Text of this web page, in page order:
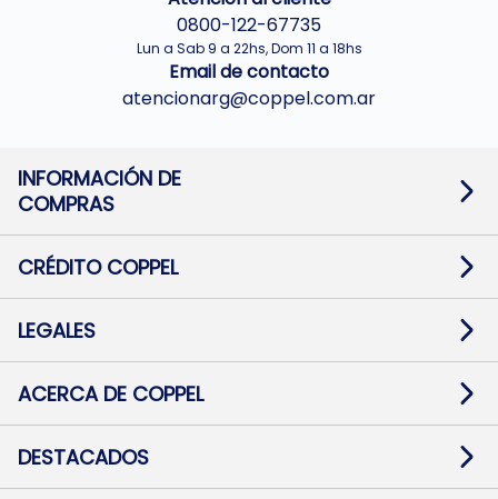
0800-122-67735
Lun a Sab 9 a 22hs, Dom 11 a 18hs
Email de contacto
atencionarg@coppel.com.ar
INFORMACIÓN DE
COMPRAS
Términos y condiciones
Botón de arrepentimiento
Mapa de sitio
CRÉDITO COPPEL
Solicitar Crédito
Medios de Pago
Pago Fácil Online
LEGALES
Baja contratos
Defensa al consumidor CABA
ACERCA DE COPPEL
Trabajá con Nosotros
Preguntas Frecuentes
DESTACADOS